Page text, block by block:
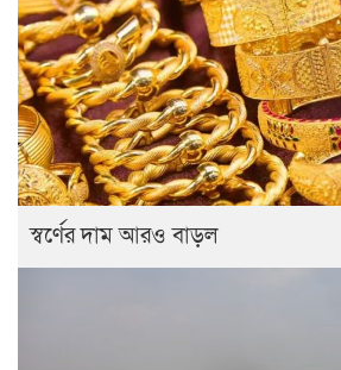
স্বর্ণের দাম আরও বাড়ল